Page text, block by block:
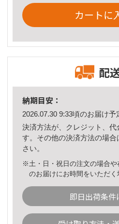
カートに
配
納期目安：
2026.07.30 9:33頃のお届け予
決済方法が、クレジット、代
す。その他の決済方法の場合
さい。
※土・日・祝日の注文の場合や
のお届けにお時間をいただく
即日出荷条件